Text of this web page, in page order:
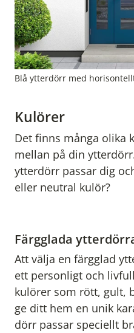
Blå ytterdörr med
Kulörer
Det finns många olika
mellan på din
ytterdörr passar dig
eller neutral kulör?
Färgglada
Att välja en färgglad
ett personligt och
kulörer som rött, gult,
ge ditt hem en unik
dörr passar speciellt